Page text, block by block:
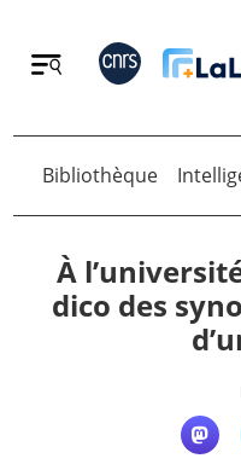
Retour
Retour
Bibliothèque
À
dico des